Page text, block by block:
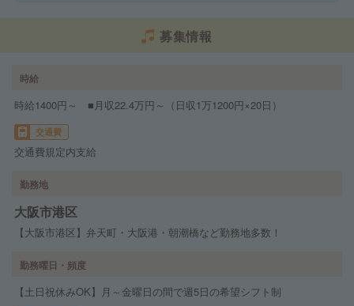
募集情報
時給
時給1400円～ ■月収22.4万円～（日収1万1200円×20日）
交通費
交通費規定内支給
勤務地
大阪市港区
【大阪市港区】弁天町・大阪港・朝潮橋など勤務地多数！
勤務曜日・頻度
【土日祝休みOK】月～金曜日の間で週5日の希望シフト制